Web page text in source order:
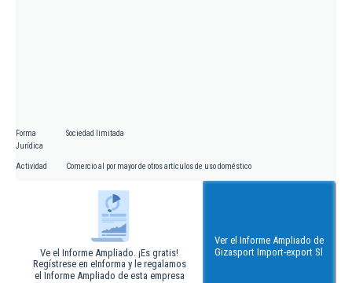
Forma
Jurídica
Sociedad limitada
Actividad Comercio al por mayor de otros artículos de uso doméstico
Ve el Informe Ampliado. ¡Es gratis!
Regístrese en eInforma y le regalamos
el Informe Ampliado de esta empresa
Ver el Informe Ampliado de
Gizasport Import-export Sl